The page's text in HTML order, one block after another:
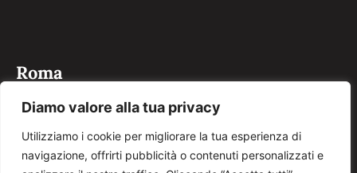
Diamo valore alla tua privacy
Utilizziamo i cookie per migliorare la tua esperienza di
navigazione, offrirti pubblicità o contenuti personalizzati e
Roma
Grosseto